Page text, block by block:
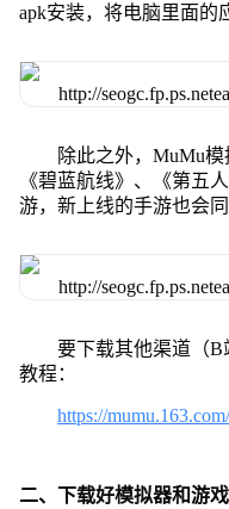
apk安装，将电脑里面的
除此之外，MuMu
《碧蓝航线》、《第五
游，新上线的手游也会同
要下载其他渠道（
教程：
https://
二、下载好模拟器和游